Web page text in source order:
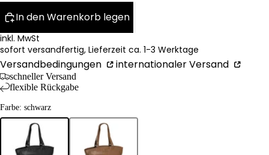
In den Warenkorb legen
inkl. MwSt
sofort versandfertig, Lieferzeit ca. 1-3 Werktage
Versandbedingungen internationaler Versand
schneller Versand
flexible Rückgabe
Farbe: schwarz